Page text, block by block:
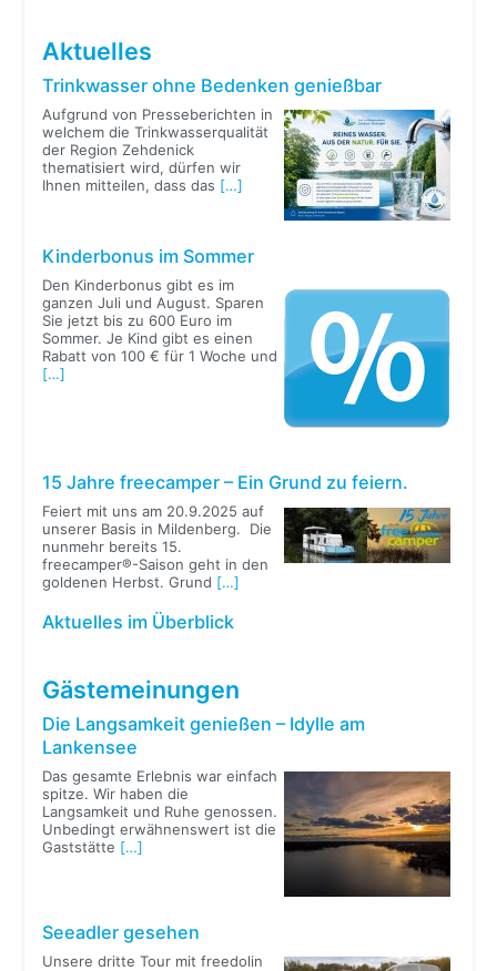
Aktuelles
Trinkwasser ohne Bedenken genießbar
Aufgrund von Presseberichten in
welchem die Trinkwasserqualität
der Region Zehdenick
thematisiert wird, dürfen wir
Ihnen mitteilen, dass das […]
Kinderbonus im Sommer
Den Kinderbonus gibt es im
ganzen Juli und August. Sparen
Sie jetzt bis zu 600 Euro im
Sommer. Je Kind gibt es einen
Rabatt von 100 € für 1 Woche und
[…]
15 Jahre freecamper – Ein Grund zu feiern.
Feiert mit uns am 20.9.2025 auf
unserer Basis in Mildenberg. Die
nunmehr bereits 15.
freecamper®-Saison geht in den
goldenen Herbst. Grund […]
Aktuelles im Überblick
Gästemeinungen
Die Langsamkeit genießen – Idylle am
Lankensee
Das gesamte Erlebnis war einfach
spitze. Wir haben die
Langsamkeit und Ruhe genossen.
Unbedingt erwähnenswert ist die
Gaststätte […]
Seeadler gesehen
Unsere dritte Tour mit freedolin